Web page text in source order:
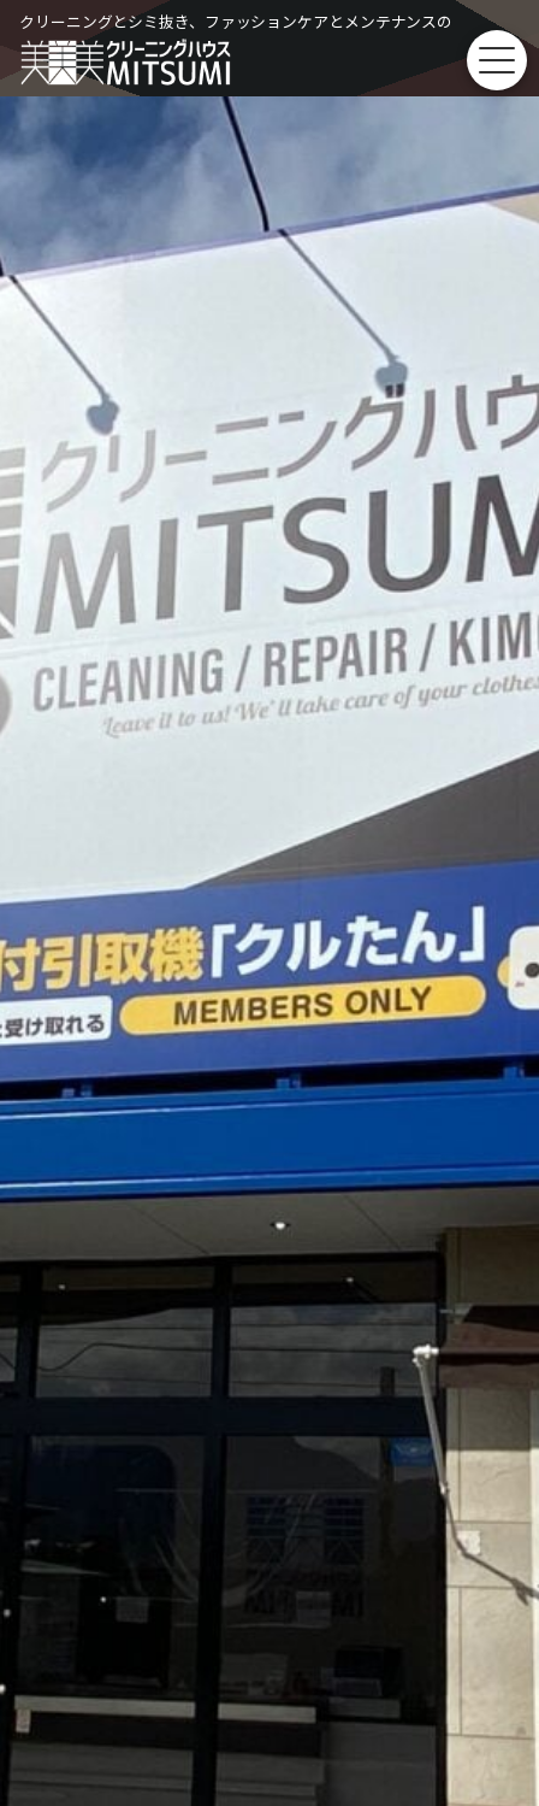
Skip
to
content
クリーニングとシミ抜き、ファッションケアとメンテナンスの